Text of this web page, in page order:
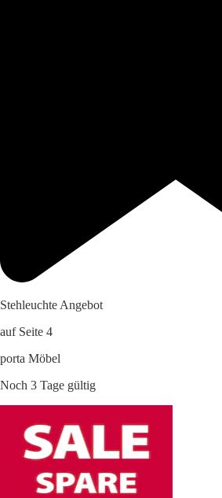
Stehleuchte Angebot
auf Seite 4
porta Möbel
Noch 3 Tage gültig